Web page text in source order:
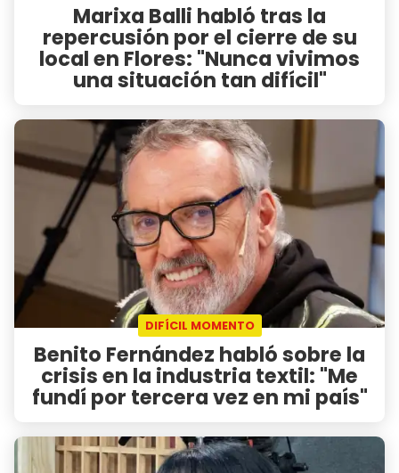
Marixa Balli habló tras la
repercusión por el cierre de su
local en Flores: "Nunca vivimos
una situación tan difícil"
DIFÍCIL MOMENTO
Benito Fernández habló sobre la
crisis en la industria textil: "Me
fundí por tercera vez en mi país"